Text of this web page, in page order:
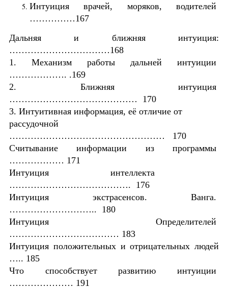
Интуиция врачей, моряков, водителей
……………167
Дальняя и ближняя интуиция:
……………………………168
1. Механизм работы дальней интуиции
………………. .169
2. Ближняя интуиция
…………………………………… 170
3. Интуитивная информация, её отличие от
рассудочной
…………………………………………… 170
Считывание информации из программы
……………… 171
Интуиция интеллекта
…………………………………. 176
Интуиция экстрасенсов. Ванга.
……………………….. 180
Интуиция Определителей
……………………………… 183
Интуиция положительных и отрицательных людей
….. 185
Что способствует развитию интуиции
………………… 191